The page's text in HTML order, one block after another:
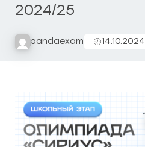
2024/25
pandaexam 14.10.2024